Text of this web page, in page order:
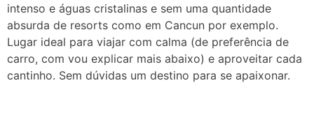
intenso e águas cristalinas e sem uma quantidade
absurda de resorts como em Cancun por exemplo.
Lugar ideal para viajar com calma (de preferência de
carro, com vou explicar mais abaixo) e aproveitar cada
cantinho. Sem dúvidas um destino para se apaixonar.